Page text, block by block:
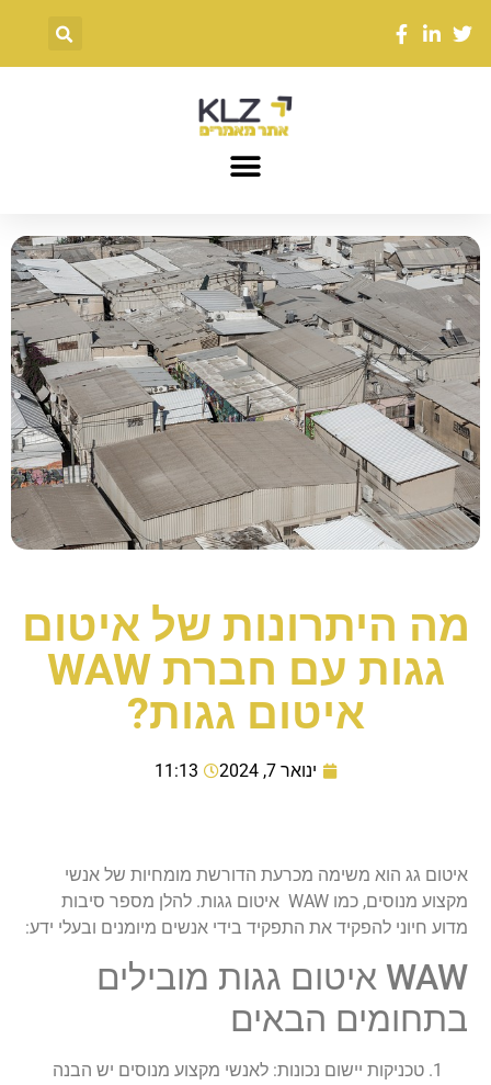
מה היתרונות של איטום
גגות עם חברת WAW
איטום גגות?
ינואר 7, 2024 11:13
איטום גג הוא משימה מכרעת הדורשת מומחיות של אנשי
מקצוע מנוסים, כמו WAW איטום גגות. להלן מספר סיבות
מדוע חיוני להפקיד את התפקיד בידי אנשים מיומנים ובעלי ידע:
WAW איטום גגות מובילים
בתחומים הבאים
טכניקות יישום נכונות: לאנשי מקצוע מנוסים יש הבנה